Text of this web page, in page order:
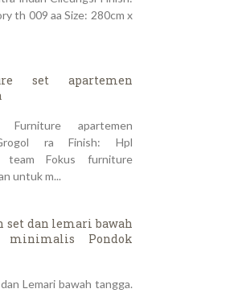
th 009 aa Size: 280cm x
set apartemen
Furniture apartemen
ra Finish: Hpl
team Fokus furniture
untuk m...
set dan lemari bawah
minimalis Pondok
Lemari bawah tangga.